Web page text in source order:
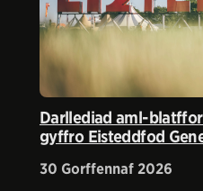
Darllediad aml-
gyffro Eisteddfod
30 Gorffennaf 2026